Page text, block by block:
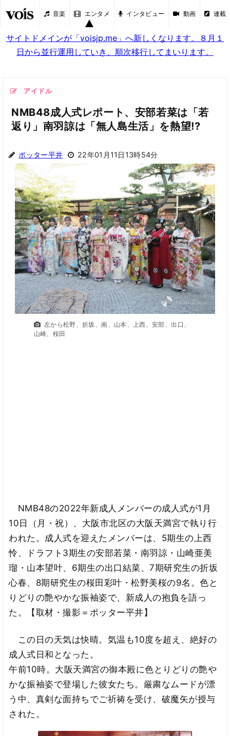
音楽 エンタメ インタビュー 動画 連載
サイトドメインが「voisjp.me」へ新しくなります。８月１
日から並行運用していき、順次移行してまいります。
アイドル
NMB48成人式レポート、安部若菜は「若
返り」南羽諒は「無人島生活」を熱望!?
ポッター平井 22年01月11日13時54分
左から松野、折坂、南、山本、上西、安部、出口、
山崎、桜田
NMB48の2022年新成人メンバーの成人式が1月
10日（月・祝）、大阪市北区の大阪天満宮で執り行
われた。成人式を迎えたメンバーは、5期生の上西
怜、ドラフト3期生の安部若菜・南羽諒・山崎亜美
瑠・山本望叶、6期生の出口結菜、7期研究生の折坂
心春、8期研究生の桜田彩叶・松野美桜の9名。色と
りどりの艶やかな振袖姿で、新成人の抱負を語っ
た。【取材・撮影＝ポッター平井】
この日の天気は快晴。気温も10度を超え、絶好の
成人式日和となった。
午前10時。大阪天満宮の御本殿に色とりどりの艶や
かな振袖姿で登場した彼女たち。厳粛なムードが漂
う中、真剣な面持ちでご祈祷を受け、破魔矢が授与
された。